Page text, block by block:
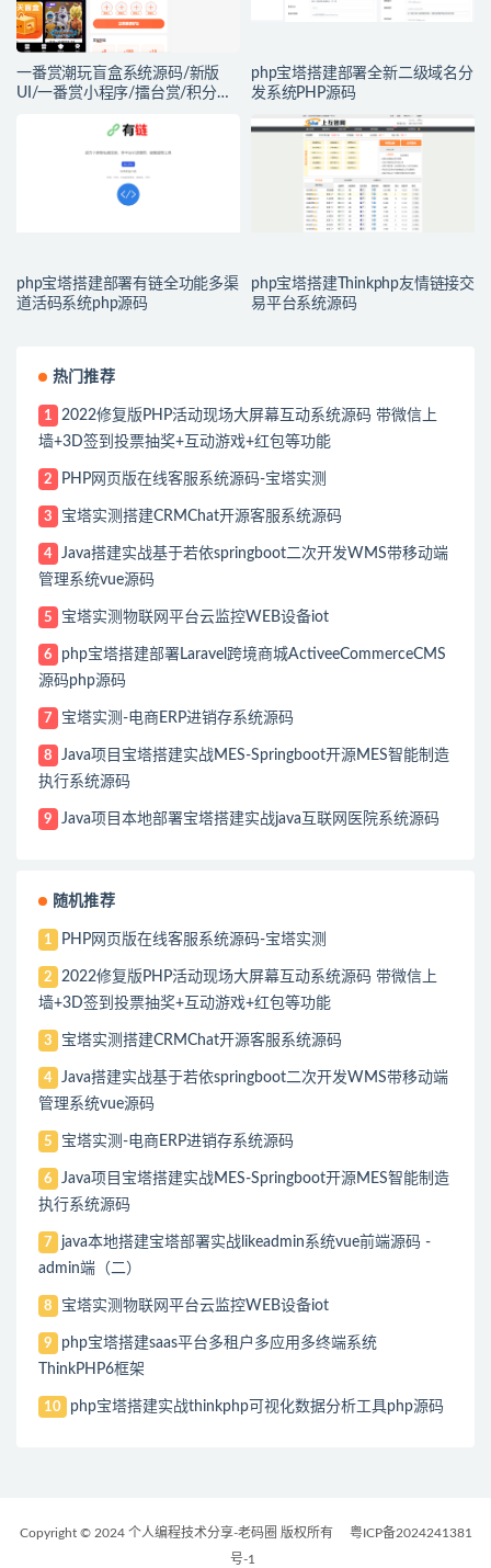
一番赏潮玩盲盒系统源码/新版
UI/一番赏小程序/擂台赏/积分赏/
php宝塔搭建部署全新二级域名分
发系统PHP源码
php宝塔搭建部署有链全功能多渠
道活码系统php源码
php宝塔搭建Thinkphp友情链接交
易平台系统源码
热门推荐
1
2022修复版PHP活动现场大屏幕互动系统源码 带微信上
墙+3D签到投票抽奖+互动游戏+红包等功能
2 PHP网页版在线客服系统源码-宝塔实测
3 宝塔实测搭建CRMChat开源客服系统源码
4
Java搭建实战基于若依springboot二次开发WMS带移动端
管理系统vue源码
5 宝塔实测物联网平台云监控WEB设备iot
6
php宝塔搭建部署Laravel跨境商城ActiveeCommerceCMS
源码php源码
7 宝塔实测-电商ERP进销存系统源码
8
Java项目宝塔搭建实战MES-Springboot开源MES智能制造
执行系统源码
9 Java项目本地部署宝塔搭建实战java互联网医院系统源码
随机推荐
1 PHP网页版在线客服系统源码-宝塔实测
2
2022修复版PHP活动现场大屏幕互动系统源码 带微信上
墙+3D签到投票抽奖+互动游戏+红包等功能
3 宝塔实测搭建CRMChat开源客服系统源码
4
Java搭建实战基于若依springboot二次开发WMS带移动端
管理系统vue源码
5 宝塔实测-电商ERP进销存系统源码
6
Java项目宝塔搭建实战MES-Springboot开源MES智能制造
执行系统源码
7
java本地搭建宝塔部署实战likeadmin系统vue前端源码 -
admin端（二）
8 宝塔实测物联网平台云监控WEB设备iot
9
php宝塔搭建saas平台多租户多应用多终端系统
ThinkPHP6框架
10 php宝塔搭建实战thinkphp可视化数据分析工具php源码
Copyright © 2024 个人编程技术分享-老码圈 版权所有
粤ICP备2024241381
号-1